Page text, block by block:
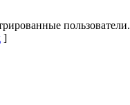
пользователи.
]